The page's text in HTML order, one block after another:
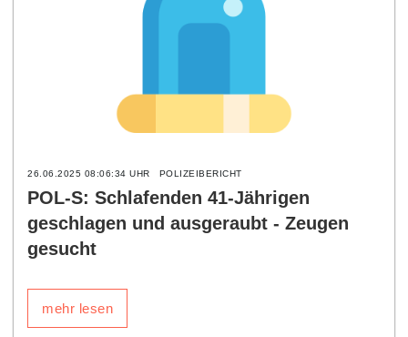
26.06.2025 08:06:34 UHR POLIZEIBERICHT
POL-S: Schlafenden 41-Jährigen
geschlagen und ausgeraubt - Zeugen
gesucht
mehr lesen